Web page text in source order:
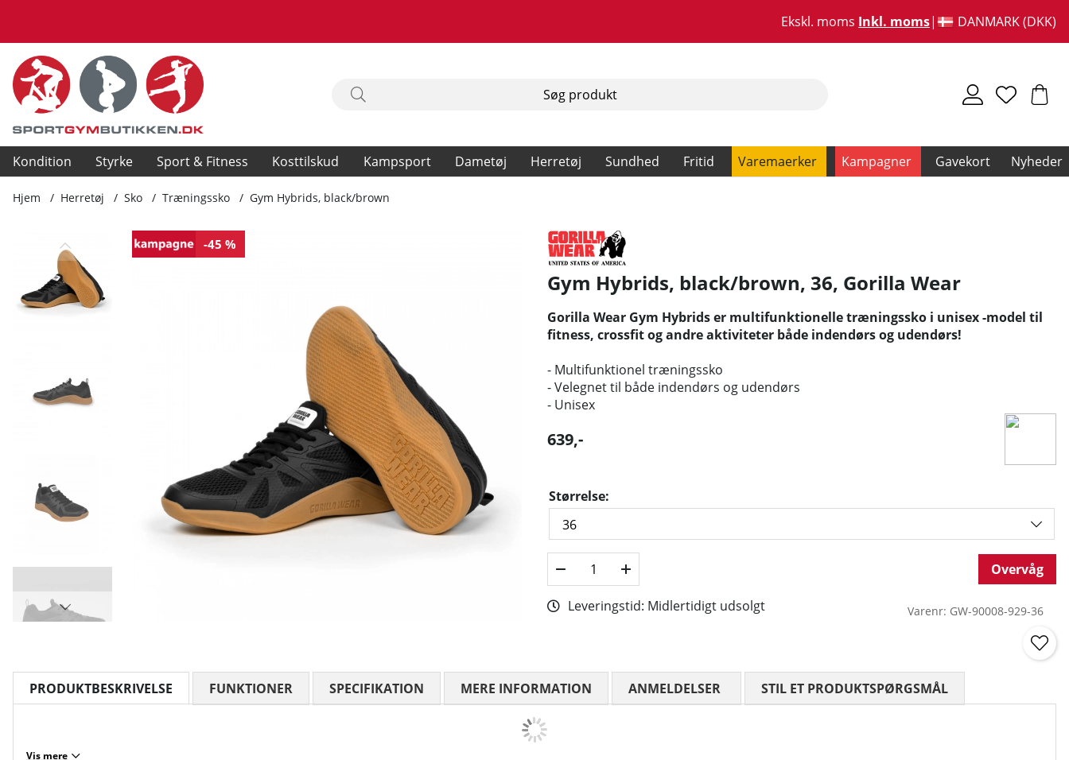
Ekskl. moms Inkl. moms DANMARK (DKK)
Kondition Styrke Sport & Fitness Kosttilskud Kampsport Dametøj Herretøj Sundhed Fritid Varemaerker Kampagner Gavekort Nyheder
Hjem Herretøj Sko Træningssko Gym Hybrids, black/brown
-45 %
Produktbilleder Gym Hybrids, black/brown
Gym Hybrids, black/brown, 36, Gorilla Wear
Gorilla Wear Gym Hybrids er multifunktionelle træningssko i unisex -model til
fitness, crossfit og andre aktiviteter både indendørs og udendørs!
- Multifunktionel træningssko
- Velegnet til både indendørs og udendørs
- Unisex
639,-
Størrelse:
Overvåg
Leveringstid: Midlertidigt udsolgt Varenr: GW-90008-929-36
PRODUKTBESKRIVELSE
Vis mere
FUNKTIONER SPECIFIKATION MERE INFORMATION ANMELDELSER GENNEMSNITLIG VURDERING 0 UD AF 5 ANTAL
STIL ET PRODUKTSPØRGSMÅL